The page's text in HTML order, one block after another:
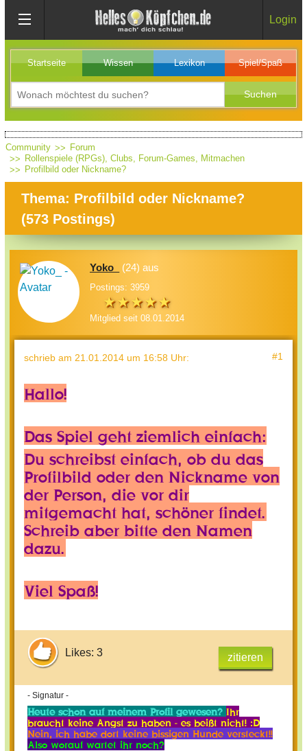
Login
Startseite Wissen Lexikon Spiel/Spaß
Community
Forum
Rollenspiele (RPGs), Clubs, Forum-Games, Mitmachen
Profilbild oder Nickname?
Thema: Profilbild oder Nickname?
(573 Postings)
Yoko_ (24) aus
Postings: 3959
Mitglied seit 08.01.2014
schrieb am 21.01.2014 um 16:58 Uhr: #1
Hallo!
Das Spiel geht ziemlich einfach:
Du schreibst einfach, ob du das
Profilbild oder den Nickname von
der Person, die vor dir
mitgemacht hat, schöner findet.
Schreib aber bitte den Namen
dazu.
Viel Spaß!
Likes: 3 zitieren
- Signatur -
Heute schon auf meinem Profil gewesen? Ihr
braucht keine Angst zu haben - es beißt nicht! :D
Nein, ich habe dort keine bissigen Hunde versteckt!!
Also worauf wartet ihr noch?